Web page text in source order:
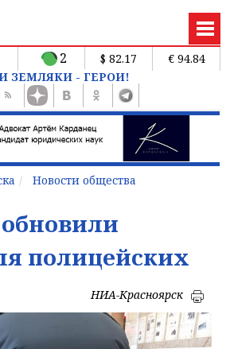
2 $ 82.17
€ 94.84
ЗЕМЛЯКИ - ГЕРОИ!
Новости общества
полицейских
НИА-Красноярск